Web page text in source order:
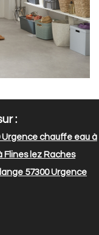
:
Urgence chauffe eau à
lez Raches
57300Urgence